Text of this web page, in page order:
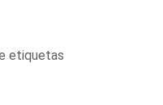
etiquetas